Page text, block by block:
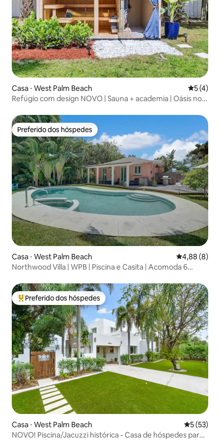
Casa ⋅ West Palm Beach 5 de
5 (4)
Refúgio com design NOVO | Sauna + academia | Oásis no
Preferido dos hóspedes
Preferido dos hóspedes
Casa ⋅ West Palm Beach 4,88 de uma
4,88 (8)
Northwood Villa | WPB | Piscina e Casita | Acomoda 6
Entre os melhores preferidos dos hóspedes
Preferido dos hóspedes
Casa ⋅ West Palm Beach 5 de uma
5 (53)
NOVO! Piscina/Jacuzzi histórica - Casa de hóspedes para